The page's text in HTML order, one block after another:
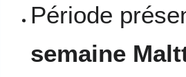
Période
semaine